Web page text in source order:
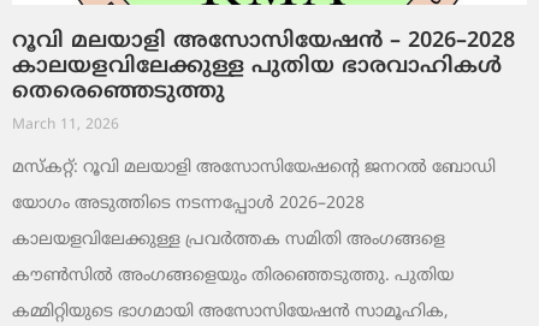
റൂവി മലയാളി അസോസിയേഷൻ – 2026–2028
കാലയളവിലേക്കുള്ള പുതിയ ഭാരവാഹികൾ
തെരെഞ്ഞെടുത്തു
March 11, 2026
മസ്കറ്റ്: റൂവി മലയാളി അസോസിയേഷന്റെ ജനറൽ ബോഡി
യോഗം അടുത്തിടെ നടന്നപ്പോൾ 2026–2028
കാലയളവിലേക്കുള്ള പ്രവർത്തക സമിതി അംഗങ്ങളെ
കൗൺസിൽ അംഗങ്ങളെയും തിരഞ്ഞെടുത്തു. പുതിയ
കമ്മിറ്റിയുടെ ഭാഗമായി അസോസിയേഷൻ സാമൂഹിക,